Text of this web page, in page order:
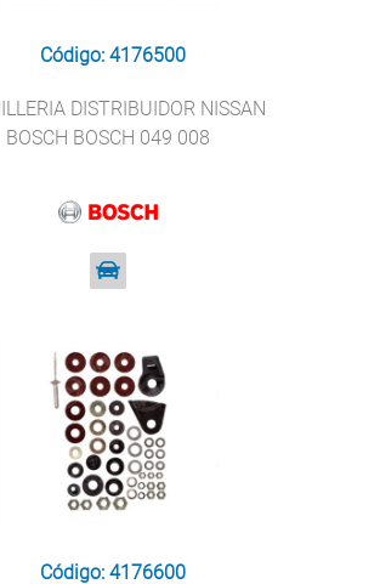
Código: 4176500
DISTRIBUIDOR NISSAN
BOSCH BOSCH 049 008
Código: 4176600